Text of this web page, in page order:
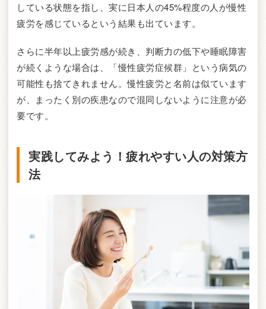
している状態を指し、実に日本人の45%程度の人が慢性
疲労を感じているという結果も出ています。
さらに半年以上疲労感が続き、判断力の低下や睡眠障害
が続くような場合は、「慢性疲労症候群」という病気の
可能性も捨てきれません。慢性疲労と名前は似ています
が、まったく別の疾患なので混同しないように注意が必
要です。
実践してみよう！疲れやすい人の対策方
法